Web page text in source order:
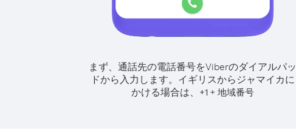
まず、通話先の電話番号をViberのダイアルパッ
ドから入力します。 イギリスからジャマイカに
かける場合は、 +1 + 地域番号